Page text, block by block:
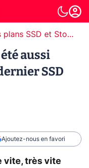
Bons plans SSD et Stockage
aussi
SSD
Ajoutez-nous en favori
vite, très vite